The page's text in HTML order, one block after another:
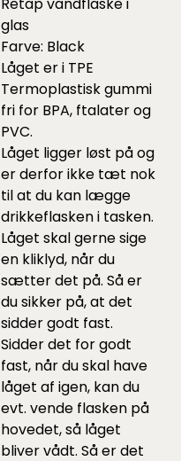
glas
Farve: Black
Låget er i TPE
Termoplastisk gummi
fri for BPA, ftalater og
PVC.
Låget ligger løst på og
er derfor ikke tæt nok
til at du kan lægge
drikkeflasken i tasken.
Låget skal gerne sige
en kliklyd, når du
sætter det på. Så er
du sikker på, at det
sidder godt fast.
Sidder det for godt
fast, når du skal have
låget af igen, kan du
evt. vende flasken på
hovedet, så låget
bliver vådt. Så er det